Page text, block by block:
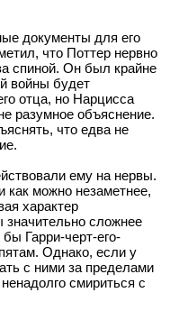
документы для его
что Поттер нервно
спиной. Он был крайне
войны будет
отца, но Нарцисса
разумное объяснение.
что едва не
ему на нервы.
как можно незаметнее,
характер
сложнее
Гарри-черт-его-
Однако, если у
с ними за пределами
смириться с